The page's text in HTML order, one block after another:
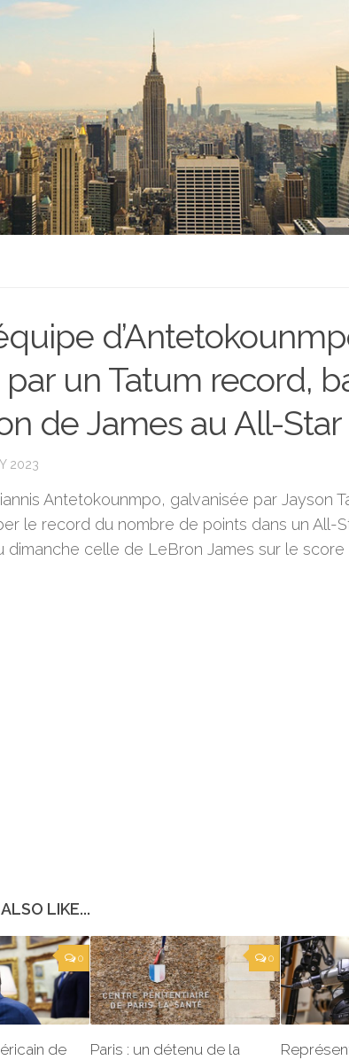
un Tatum record,
de James au All-
2023
Antetokounmpo, galvanisée par Jayson
le record du nombre de points dans un All-
dimanche celle de LeBron James sur le score
LIKE...
0
de
0
Paris : un détenu de la